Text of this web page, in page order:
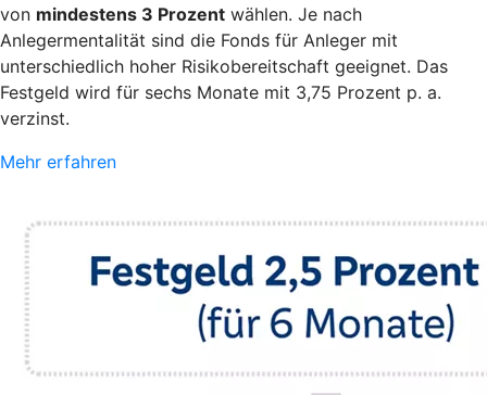
von mindestens 3 Prozent wählen. Je nach
Anlegermentalität sind die Fonds für Anleger mit
unterschiedlich hoher Risikobereitschaft geeignet. Das
Festgeld wird für sechs Monate mit 3,75 Prozent p. a.
verzinst.
Mehr erfahren